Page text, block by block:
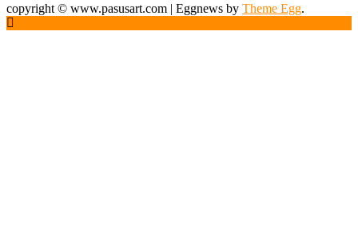
copyright © www.pasusart.com | Eggnews by Theme Egg.